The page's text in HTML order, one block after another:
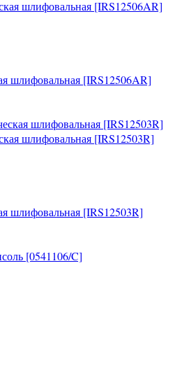
шлифовальная [IRS12506AR]
шлифовальная [IRS12503R]
шлифовальная [IRS12503R]
[0541106/C]